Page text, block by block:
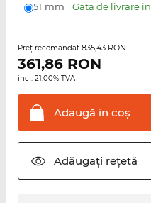
51 mm Gata de livrare
Preţ recomandat 835,43 RON
361,86RON
incl. 21.00% TVA
Adaugă în coş
Adăugați rețetă